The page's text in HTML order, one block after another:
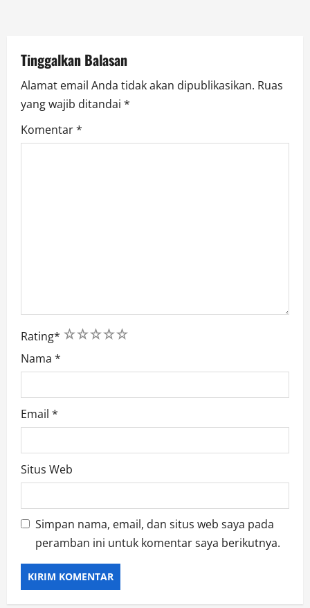
o
n
Tinggalkan Balasan
Alamat email Anda tidak akan dipublikasikan. Ruas
yang wajib ditandai *
Komentar*
Rating* 5
4
3
2
1
Nama *
Email *
Situs Web
Simpan nama, email, dan situs web saya pada
peramban ini untuk komentar saya berikutnya.